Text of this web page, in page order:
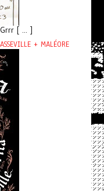
[ ... ]
+ MALÉORE